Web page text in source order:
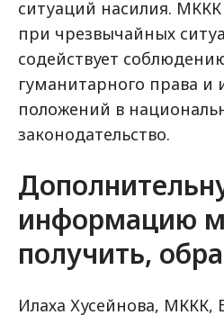
ситуаций насилия.
при чрезвычайных
содействует
гуманитарного права
положений в
законодательство.
информацию
получить,
Илаха Хусейнова, МККК,